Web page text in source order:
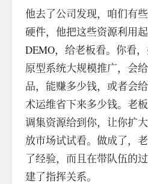
他去了公司发现，咱们有
硬件，他把这些资源利用
DEMO，给老板看。你看
原型系统大规模推广，会
品，能赚多少钱，或者会
术运维省下来多少钱。老
调集资源给到你，让你扩
放市场试试看。做成了，
了经验，而且在带队伍的
建了指挥关系。